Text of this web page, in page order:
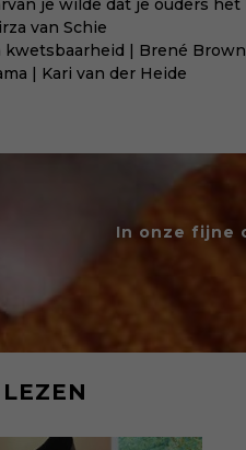
je wilde dat je ouders
van Schie
kwetsbaarheid | Brené Brown
| Kari van der Heide
In onze fijne